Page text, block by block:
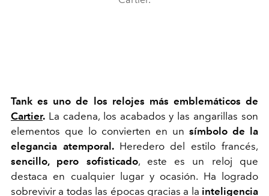
Tank es uno de los relojes más emblemáticos de
Cartier. La cadena, los acabados y las angarillas son
elementos que lo convierten en un símbolo de la
elegancia atemporal. Heredero del estilo francés,
sencillo, pero sofisticado, este es un reloj que
destaca en cualquier lugar y ocasión. Ha logrado
sobrevivir a todas las épocas gracias a la inteligencia